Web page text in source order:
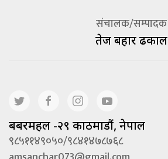
संचालक/सम्पादक
तेज बहादूर ढकाल
बबरमहल -२९ काठमाडौं, नेपाल
९८५११४९०५०/९८४१४७८७६८